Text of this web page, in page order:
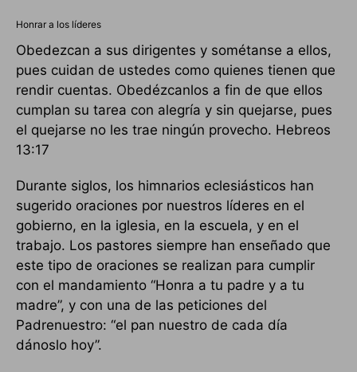
Honrar a los líderes
Obedezcan a sus dirigentes y sométanse a ellos,
pues cuidan de ustedes como quienes tienen que
rendir cuentas. Obedézcanlos a fin de que ellos
cumplan su tarea con alegría y sin quejarse, pues
el quejarse no les trae ningún provecho. Hebreos
13:17
Durante siglos, los himnarios eclesiásticos han
sugerido oraciones por nuestros líderes en el
gobierno, en la iglesia, en la escuela, y en el
trabajo. Los pastores siempre han enseñado que
este tipo de oraciones se realizan para cumplir
con el mandamiento “Honra a tu padre y a tu
madre”, y con una de las peticiones del
Padrenuestro: “el pan nuestro de cada día
dánoslo hoy”.